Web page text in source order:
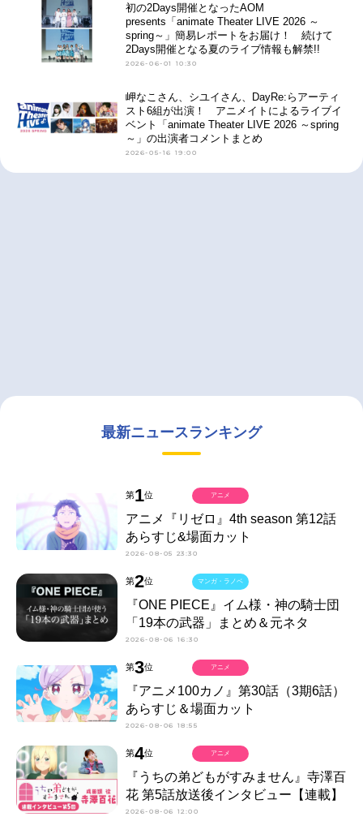
初の2Days開催となったAOM
presents「animate Theater LIVE 2026 ～
spring～」簡易レポートをお届け！ 続けて
2Days開催となる夏のライブ情報も解禁!!
2026-06-01 10:30
岬なこさん、シユイさん、DayRe:らアーティ
スト6組が出演！ アニメイトによるライブイ
ベント「animate Theater LIVE 2026 ～spring
～」の出演者コメントまとめ
2026-05-16 19:00
最新ニュースランキング
第1位
アニメ『リゼロ』4th season 第12話
あらすじ&場面カット
2026-08-05 23:30
アニメ
第2位
『ONE PIECE』イム様・神の騎士団
「19本の武器」まとめ＆元ネタ
2026-08-06 16:30
マンガ・ラノベ
第3位
『アニメ100カノ』第30話（3期6話）
あらすじ＆場面カット
2026-08-06 18:55
アニメ
第4位
『うちの弟どもがすみません』寺澤百
花 第5話放送後インタビュー【連載】
2026-08-06 12:00
アニメ